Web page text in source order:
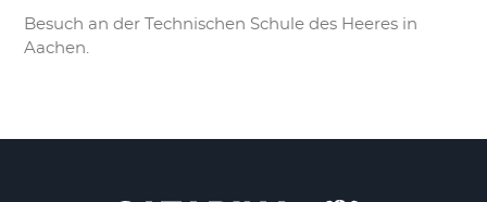
Besuch an der Technischen Schule des Heeres in
Aachen.